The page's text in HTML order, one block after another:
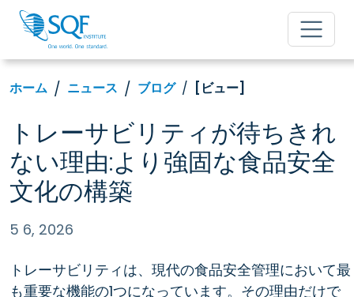
ホーム ニュース ブログ [ビュー]
トレーサビリティが待ちきれ
ない理由:より強固な食品安全
文化の構築
5 6, 2026
トレーサビリティは、現代の食品安全管理において最
も重要な機能の1つになっています。その理由だけで